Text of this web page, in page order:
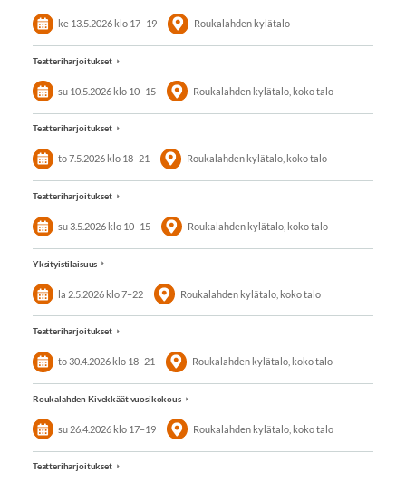
ke 13.5.2026 klo 17–19 Roukalahden kylätalo
Teatteriharjoitukset
su 10.5.2026klo 10–15 Roukalahden kylätalo, koko talo
Teatteriharjoitukset
to 7.5.2026 klo 18–21 Roukalahden kylätalo, koko talo
Teatteriharjoitukset
su 3.5.2026klo 10–15 Roukalahden kylätalo, koko talo
Yksityistilaisuus
la 2.5.2026klo 7–22 Roukalahden kylätalo, koko talo
Teatteriharjoitukset
to 30.4.2026 klo 18–21 Roukalahden kylätalo, koko talo
Roukalahden Kivekkäät vuosikokous
su 26.4.2026klo 17–19 Roukalahden kylätalo, koko talo
Teatteriharjoitukset